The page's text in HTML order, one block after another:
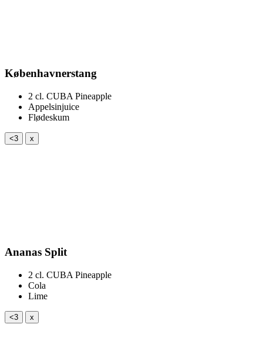
Københavnerstang
2 cl. CUBA Pineapple
Appelsinjuice
Flødeskum
<3 x
Ananas Split
2 cl. CUBA Pineapple
Cola
Lime
<3 x